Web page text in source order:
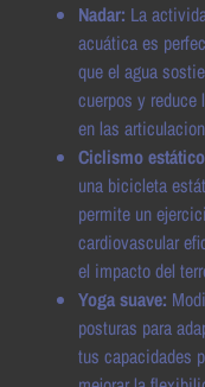
Nadar: La
acuática es
que el agua
cuerpos y reduce
en las
Ciclismo
una bicicleta
permite un
cardiovascular
el impacto del
Yoga suave:
posturas para
tus capacidades